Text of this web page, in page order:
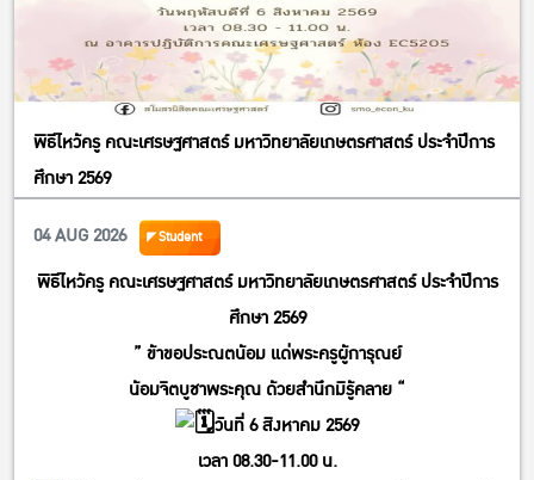
พิธีไหว้ครู คณะเศรษฐศาสตร์ มหาวิทยาลัยเกษตรศาสตร์ ประจำปีการ
ศึกษา 2569
04 AUG 2026
Student
พิธีไหว้ครู คณะเศรษฐศาสตร์ มหาวิทยาลัยเกษตรศาสตร์ ประจำปีการ
ศึกษา 2569
” ข้าขอประณตน้อม แด่พระครูผู้การุณย์
น้อมจิตบูชาพระคุณ ด้วยสำนึกมิรู้คลาย “
วันที่ 6 สิงหาคม 2569
เวลา 08.30-11.00 น.